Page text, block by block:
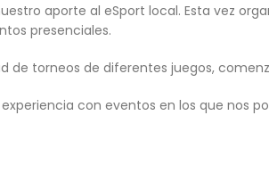
aporte al eSport local. Esta vez
presenciales.
torneos de diferentes juegos,
con eventos en los que nos